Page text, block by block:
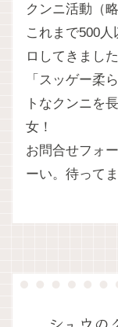
クンニ活動（
これまで500
ロしてきまし
「スッゲー柔
トなクンニを
女！
お問合せフォ
ーい。待って